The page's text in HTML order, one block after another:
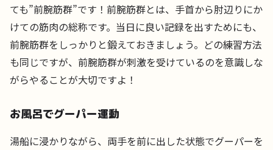
ても”前腕筋群”です！前腕筋群とは、手首から肘辺りにか
けての筋肉の総称です。当日に良い記録を出すためにも、
前腕筋群をしっかりと鍛えておきましょう。どの練習方法
も同じですが、前腕筋群が刺激を受けているのを意識しな
がらやることが大切ですよ！
お風呂でグーパー運動
湯船に浸かりながら、両手を前に出した状態でグーパーを